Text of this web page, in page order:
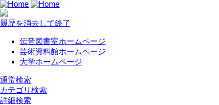
履歴を消去して終了
伝音図書室ホームページ
芸術資料館ホームページ
大学ホームページ
通常検索
カテゴリ検索
詳細検索